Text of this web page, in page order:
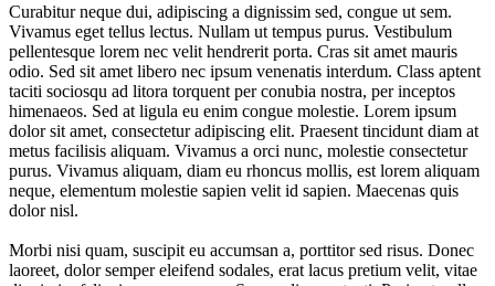
Curabitur neque dui, adipiscing a dignissim sed, congue ut sem.
Vivamus eget tellus lectus. Nullam ut tempus purus. Vestibulum
pellentesque lorem nec velit hendrerit porta. Cras sit amet mauris
odio. Sed sit amet libero nec ipsum venenatis interdum. Class aptent
taciti sociosqu ad litora torquent per conubia nostra, per inceptos
himenaeos. Sed at ligula eu enim congue molestie. Lorem ipsum
dolor sit amet, consectetur adipiscing elit. Praesent tincidunt diam at
metus facilisis aliquam. Vivamus a orci nunc, molestie consectetur
purus. Vivamus aliquam, diam eu rhoncus mollis, est lorem aliquam
neque, elementum molestie sapien velit id sapien. Maecenas quis
dolor nisl.
Morbi nisi quam, suscipit eu accumsan a, porttitor sed risus. Donec
laoreet, dolor semper eleifend sodales, erat lacus pretium velit, vitae